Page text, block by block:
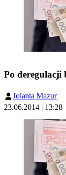
Po deregulacji
Jolanta Mazur
23.06.2014 | 13:28